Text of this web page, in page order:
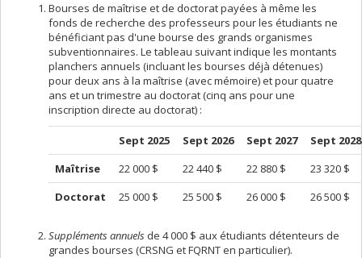
Bourses de maîtrise et de doctorat payées à même les
fonds de recherche des professeurs pour les étudiants ne
bénéficiant pas d'une bourse des grands organismes
subventionnaires. Le tableau suivant indique les montants
planchers annuels (incluant les bourses déjà détenues)
pour deux ans à la maîtrise (avec mémoire) et pour quatre
ans et un trimestre au doctorat (cinq ans pour une
inscription directe au doctorat) :
Sept 2025 Sept 2026 Sept 2027
Sept 2028
Maîtrise
22 000 $ 22 440 $ 22 880 $
23 320 $
Doctorat
25 000 $ 25 500 $ 26 000 $ 26 500 $
Suppléments annuels de 4 000 $ aux étudiants détenteurs de
grandes bourses (CRSNG et FQRNT en particulier).